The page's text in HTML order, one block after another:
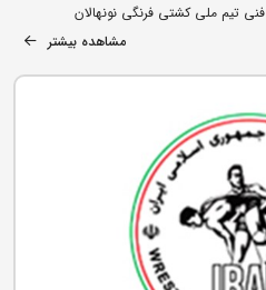
مشاهده بیشتر